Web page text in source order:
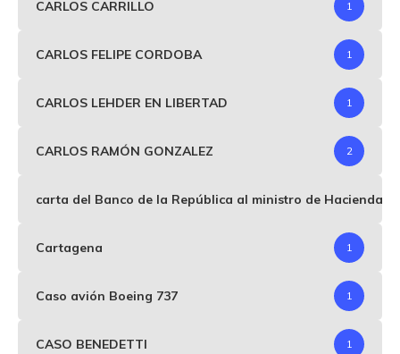
CARLOS CARRILLO 1
CARLOS FELIPE CORDOBA 1
CARLOS LEHDER EN LIBERTAD 1
CARLOS RAMÓN GONZALEZ 2
carta del Banco de la República al ministro de Hacienda
Cartagena 1
Caso avión Boeing 737 1
CASO BENEDETTI 1